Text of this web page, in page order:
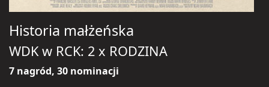
Historia małżeńska
WDK w RCK: 2 x RODZINA
7 nagród, 30 nominacji